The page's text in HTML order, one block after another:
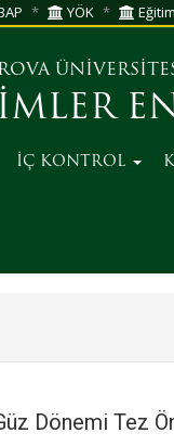
YÖK
İÇ KONTROL
Dönemi Tez